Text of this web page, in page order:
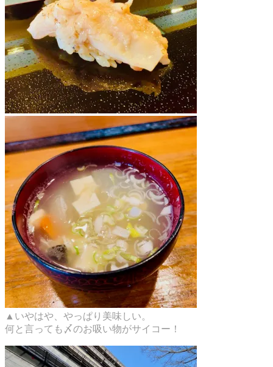
▲いやはや、やっぱり美味しい。
何と言っても〆のお吸い物がサイコー！